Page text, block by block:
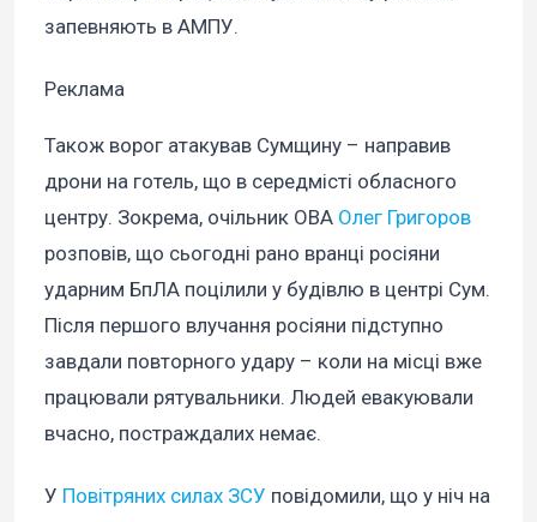
запевняють в АМПУ.
Реклама
Також ворог атакував Сумщину – направив
дрони на готель, що в середмісті обласного
центру. Зокрема, очільник ОВА Олег Григоров
розповів, що сьогодні рано вранці росіяни
ударним БпЛА поцілили у будівлю в центрі Сум.
Після першого влучання росіяни підступно
завдали повторного удару – коли на місці вже
працювали рятувальники. Людей евакуювали
вчасно, постраждалих немає.
У Повітряних силах ЗСУ повідомили, що у ніч на